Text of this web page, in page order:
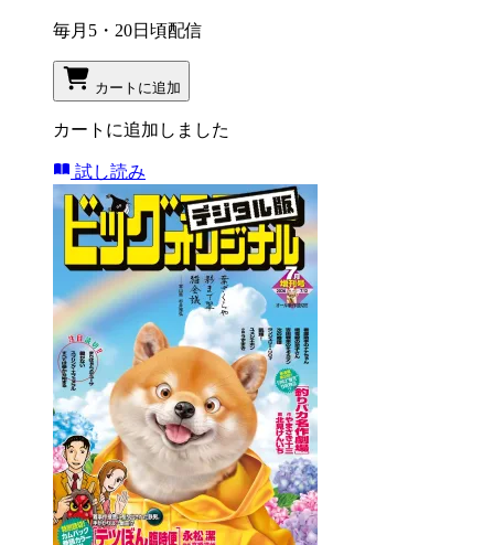
毎月5・20日頃配信
カートに追加
カートに追加しました
試し読み